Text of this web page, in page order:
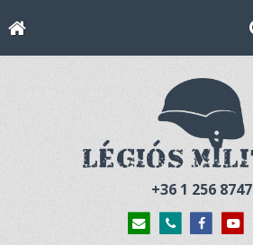
+36 1 256 8747